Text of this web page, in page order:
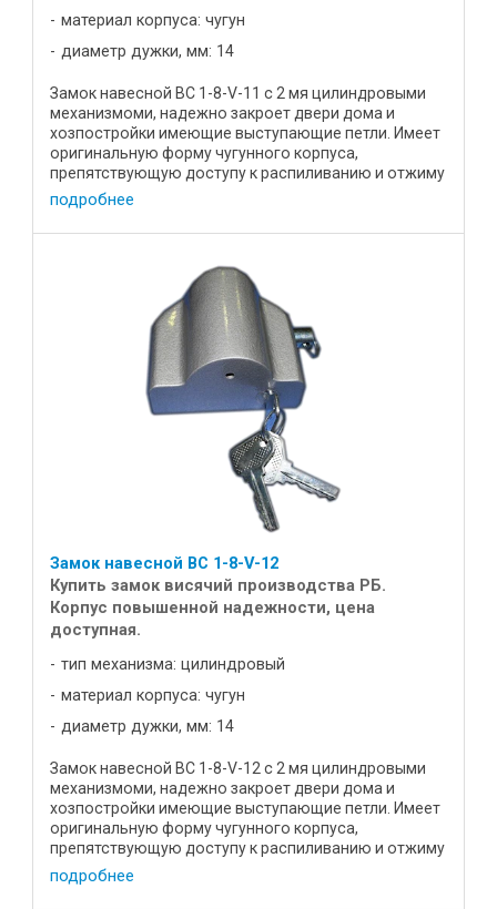
материал корпуса: чугун
диаметр дужки, мм: 14
Замок навесной ВС 1-8-V-11 с 2 мя цилиндровыми
механизмоми, надежно закроет двери дома и
хозпостройки имеющие выступающие петли. Имеет
оригинальную форму чугунного корпуса,
препятствующую доступу к распиливанию и отжиму
дужки. Характеистики: Цена, р ...
подробнее
Замок навесной ВС 1-8-V-12
Купить замок висячий производства РБ.
Корпус повышенной надежности, цена
доступная.
тип механизма: цилиндровый
материал корпуса: чугун
диаметр дужки, мм: 14
Замок навесной ВС 1-8-V-12 с 2 мя цилиндровыми
механизмоми, надежно закроет двери дома и
хозпостройки имеющие выступающие петли. Имеет
оригинальную форму чугунного корпуса,
препятствующую доступу к распиливанию и отжиму
дужки. Характеистики: Цена, р ...
подробнее